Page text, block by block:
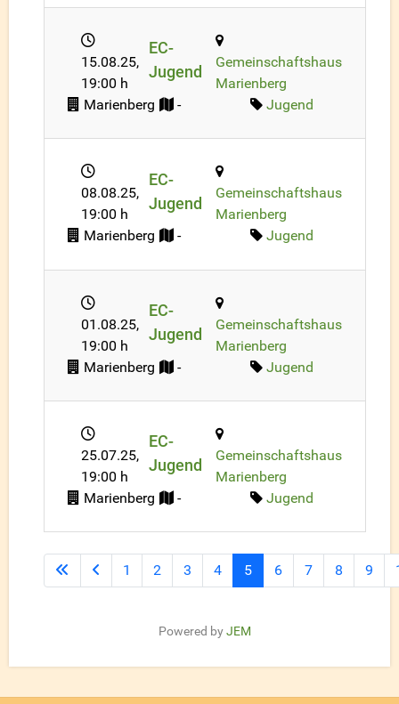
15.08.25,
19:00 h
EC-
Jugend
Gemeinschaftshaus
Marienberg
Marienberg
- Jugend
08.08.25,
19:00 h
EC-
Jugend
Gemeinschaftshaus
Marienberg
Marienberg
- Jugend
01.08.25,
19:00 h
EC-
Jugend
Gemeinschaftshaus
Marienberg
Marienberg
- Jugend
25.07.25,
19:00 h
EC-
Jugend
Gemeinschaftshaus
Marienberg
Marienberg
- Jugend
1 2 3 4 5 6 7 8 9
Powered byJEM